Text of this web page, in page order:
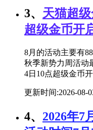
3、 天猫超
超级金币开
8月的活动主要有
秋季新势力周活动
4日10点超级金币
更新时间:2026-08-
4、 2026年7